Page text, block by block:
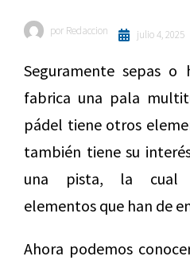
por Redaccion julio 4, 2025
Seguramente sepas o
fabrica una pala
pádel tiene otros
también tiene su
una pista, la cual
elementos que han de
Ahora podemos